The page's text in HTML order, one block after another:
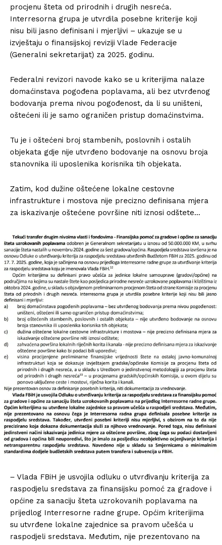
procjenu šteta od prirodnih i drugih nesreća.
Interresorna grupa je utvrdila posebne kriterije koji
nisu bili jasno definisani i mjerljivi – ukazuje se u
izvještaju o finansijskoj reviziji Vlade Federacije
(Generalni sekretarijat) za 2025. godinu.
Federalni revizori navode kako se u kriterijima nalaze
domaćinstava pogođena poplavama, ali bez utvrđenog
bodovanja prema nivou pogođenost, da li su uništeni,
oštećeni ili je samo ograničen pristup domaćinstvima.
Tu je i oštećeni broj stambenih, poslovnih i ostalih
objekata gdje nije utvrđeno bodovanje na osnovu broja
stanovnika ili uposlenika korisnika tih objekata.
Zatim, kod dužine oštećene lokalne cestovne
infrastrukture i mostova nije precizno definisana mjera
za iskazivanje oštećene površine niti iznosi odštete…
– Vlada FBiH je usvojila odluku o utvrđivanju kriterija za
raspodjelu sredstava za finansijsku pomoć za gradove i
općine za sanaciju šteta uzrokovanih poplavama na
prijedlog Interresorne radne grupe. Općim kriterijima
su utvrđene lokalne zajednice sa pravom učešća u
raspodjeli sredstava. Međutim, nije prezentovano na